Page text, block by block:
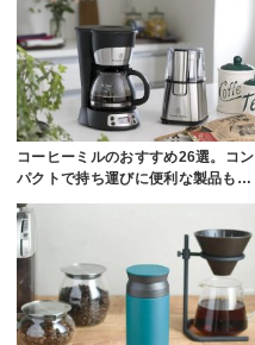
コーヒーミルのおすすめ26選。コン
パクトで持ち運びに便利な製品も…